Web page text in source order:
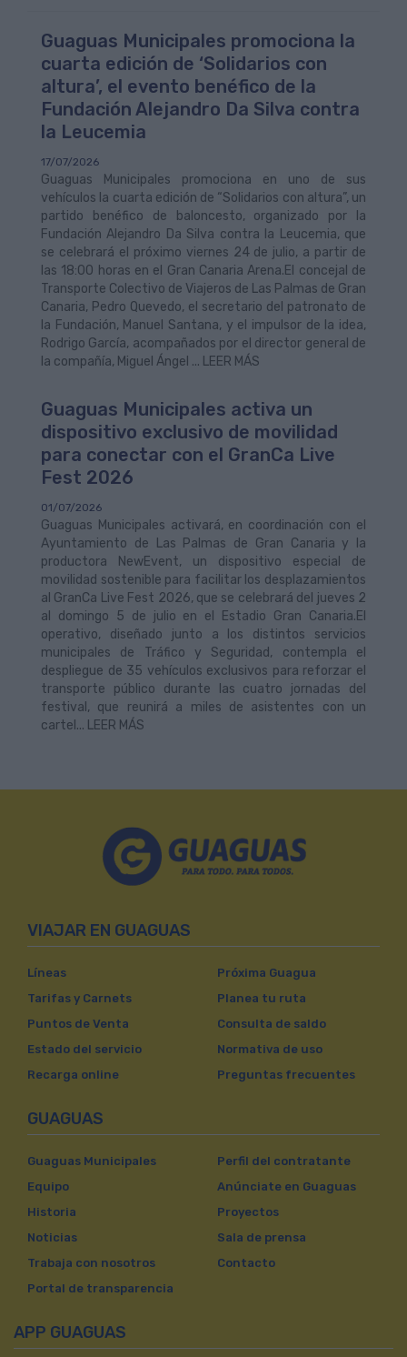
Guaguas Municipales promociona la
cuarta edición de ‘Solidarios con
altura’, el evento benéfico de la
Fundación Alejandro Da Silva contra
la Leucemia
17/07/2026
Guaguas Municipales promociona en uno de sus
vehículos la cuarta edición de “Solidarios con altura”, un
partido benéfico de baloncesto, organizado por la
Fundación Alejandro Da Silva contra la Leucemia, que
se celebrará el próximo viernes 24 de julio, a partir de
las 18:00 horas en el Gran Canaria Arena.El concejal de
Transporte Colectivo de Viajeros de Las Palmas de Gran
Canaria, Pedro Quevedo, el secretario del patronato de
la Fundación, Manuel Santana, y el impulsor de la idea,
Rodrigo García, acompañados por el director general de
la compañía, Miguel Ángel ... LEER MÁS
Guaguas Municipales activa un
dispositivo exclusivo de movilidad
para conectar con el GranCa Live
Fest 2026
01/07/2026
Guaguas Municipales activará, en coordinación con el
Ayuntamiento de Las Palmas de Gran Canaria y la
productora NewEvent, un dispositivo especial de
movilidad sostenible para facilitar los desplazamientos
al GranCa Live Fest 2026, que se celebrará del jueves 2
al domingo 5 de julio en el Estadio Gran Canaria.El
operativo, diseñado junto a los distintos servicios
municipales de Tráfico y Seguridad, contempla el
despliegue de 35 vehículos exclusivos para reforzar el
transporte público durante las cuatro jornadas del
festival, que reunirá a miles de asistentes con un
cartel... LEER MÁS
VIAJAR EN GUAGUAS
Líneas
Tarifas y Carnets
Puntos de Venta
Estado del servicio
Recarga online
Próxima Guagua
Planea tu ruta
Consulta de saldo
Normativa de uso
Preguntas frecuentes
GUAGUAS
Guaguas Municipales
Equipo
Historia
Noticias
Trabaja con nosotros
Portal de transparencia
Perfil del contratante
Anúnciate en Guaguas
Proyectos
Sala de prensa
Contacto
APP GUAGUAS